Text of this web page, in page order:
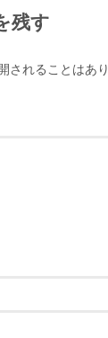
残す
されることはあ